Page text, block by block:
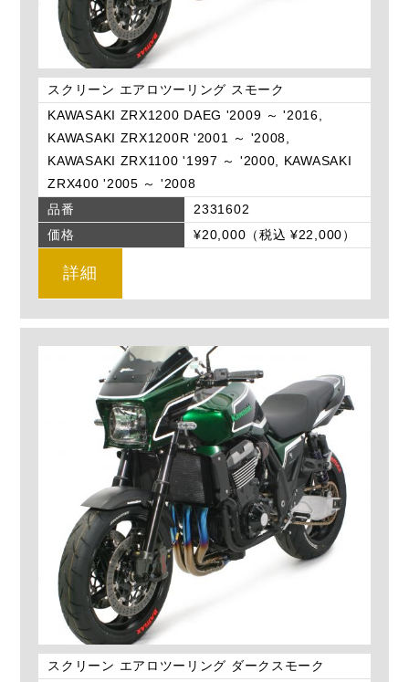
スクリーン エアロツーリング スモーク
KAWASAKI ZRX1200 DAEG '2009 ～ '2016,
KAWASAKI ZRX1200R '2001 ～ '2008,
KAWASAKI ZRX1100 '1997 ～ '2000, KAWASAKI
ZRX400 '2005 ～ '2008
品番
2331602
価格
¥20,000（税込 ¥22,000）
詳細
スクリーン エアロツーリング ダークスモーク